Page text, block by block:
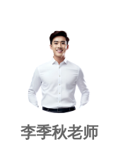
李季秋老师